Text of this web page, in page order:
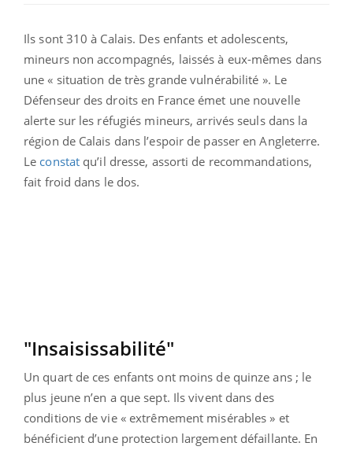
Ils sont 310 à Calais. Des enfants et adolescents,
mineurs non accompagnés, laissés à eux-mêmes dans
une « situation de très grande vulnérabilité ». Le
Défenseur des droits en France émet une nouvelle
alerte sur les réfugiés mineurs, arrivés seuls dans la
région de Calais dans l’espoir de passer en Angleterre.
Le constat qu’il dresse, assorti de recommandations,
fait froid dans le dos.
"Insaisissabilité"
Un quart de ces enfants ont moins de quinze ans ; le
plus jeune n’en a que sept. Ils vivent dans des
conditions de vie « extrêmement misérables » et
bénéficient d’une protection largement défaillante. En